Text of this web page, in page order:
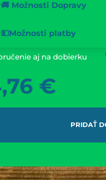
🚚 Možnosti Dopravy
💵Možnosti platby
aj na dobierku
€
PRIDAŤ